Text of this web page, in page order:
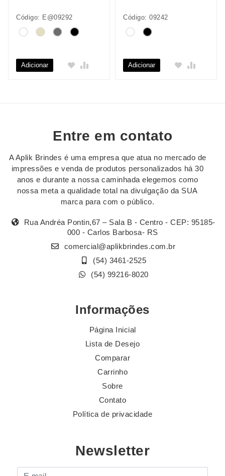
Código: E@09292
Adicionar
Código: 09242
Adicionar
Entre em contato
A Aplik Brindes é uma empresa que atua no mercado de
impressões e venda de produtos personalizados há 30
anos e durante a nossa caminhada elegemos como
nossa meta a qualidade total na divulgação da SUA
marca para com o público.
Rua Andréa Pontin,67 – Sala B - Centro - CEP: 95185-
000 - Carlos Barbosa- RS
comercial@aplikbrindes.com.br
(54) 3461-2525
(54) 99216-8020
Informações
Página Inicial
Lista de Desejo
Comparar
Carrinho
Sobre
Contato
Política de privacidade
Newsletter
E-mail